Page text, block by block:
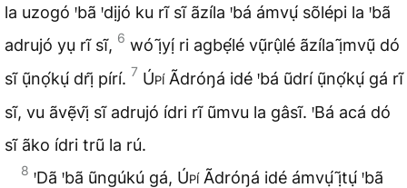
la uzogó ꞌbã ꞌdịjó ku rĩ sĩ ãzíla ꞌbá ámvụ́ sõlépi la ꞌbã
adrujó yụ rĩ sĩ, 6 wó ị̃yị́ ri agbẹ́lé vụ̃rụ̂lé ãzíla ị̃mvụ̃ dó
sĩ ụ̃nọ́kụ́ drị̃ pírí. 7 ÚpíÃdróŋá idé ꞌbá ũdrí ụ̃nọ́kụ́ gá rĩ
sĩ, vu ãvẹ̃vị̃ sĩ adrujó ídri rĩ ũmvu la gâsĩ. ꞌBá acá dó
sĩ ãko ídri trũ la rú.
8 ꞌDã ꞌbã ũngúkú gá, ÚpíÃdróŋá idé ámvụ́ ị̃tụ́ ꞌbã